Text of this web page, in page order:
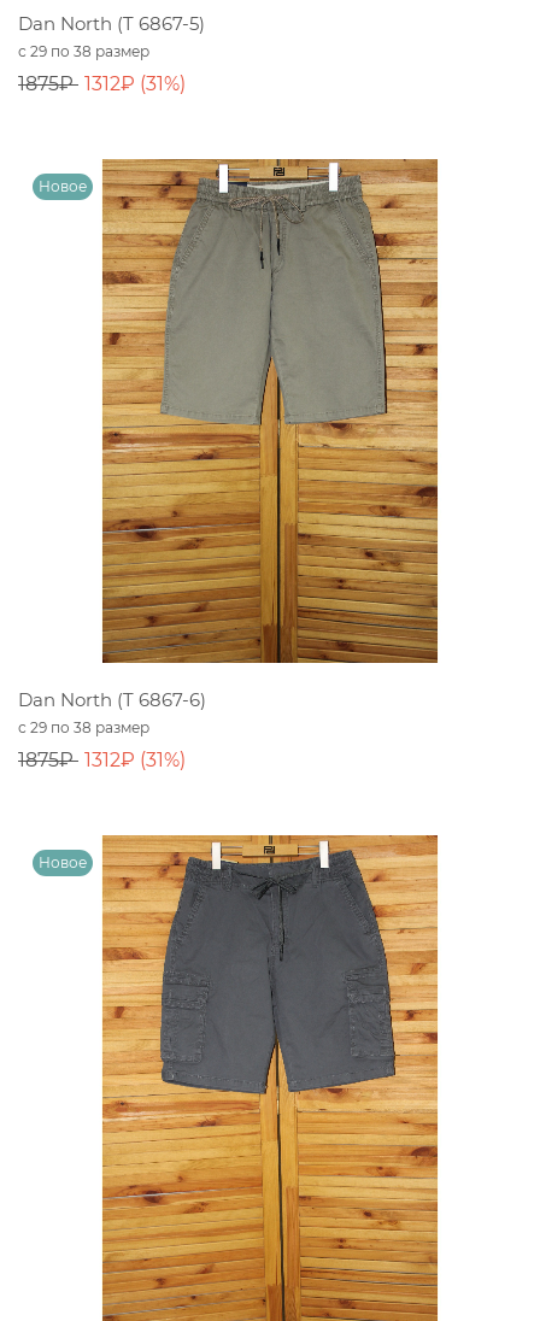
Dan North (T 6867-5)
с 29 по 38 размер
1875₽ 1312₽ (31%)
Dan North (T 6867-6)
с 29 по 38 размер
1875₽ 1312₽ (31%)